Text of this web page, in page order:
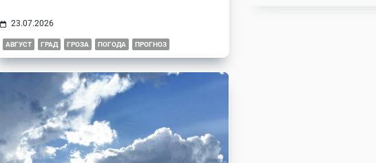
23.07.2026
АВГУСТ ГРАД ГРОЗА ПОГОДА ПРОГНОЗ